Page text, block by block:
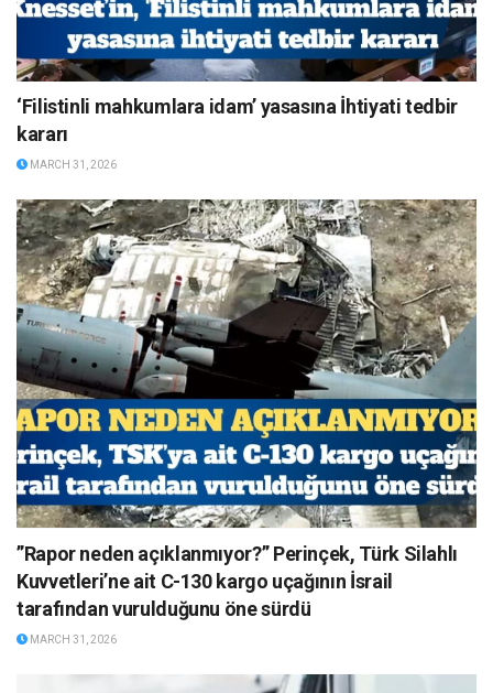
‘Filistinli mahkumlara idam’ yasasına İhtiyati tedbir
kararı
MARCH 31, 2026
”Rapor neden açıklanmıyor?” Perinçek, Türk Silahlı
Kuvvetleri’ne ait C-130 kargo uçağının İsrail
tarafından vurulduğunu öne sürdü
MARCH 31, 2026